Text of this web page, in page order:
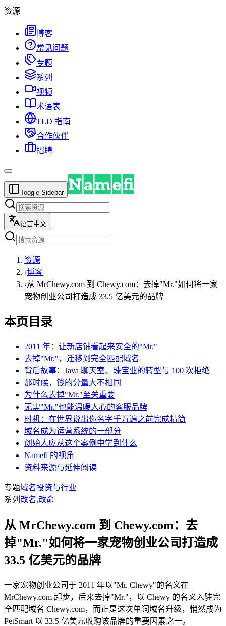
资源
博客
常见问题
专题
系列
视频
术语表
TLD 指南
合作伙伴
招聘
Toggle Sidebar
语言中文
资源
›博客
›从 MrChewy.com 到 Chewy.com：去掉"Mr."如何将一家
宠物创业公司打造成 33.5 亿美元的品牌
本页目录
2011 年：让新店铺看起来安全的"Mr."
去掉"Mr."，迁移到完全匹配域名
背后故事：Java 聊天室、珠宝业的转型与 100 次拒绝
那时候，钱的分量大不相同
为什么去掉"Mr."至关重要
无需"Mr."也能温暖人心的客服品牌
时机：在世界说出你名字千万遍之前完成精简
域名成为运营系统的一部分
创始人应从这个案例中学到什么
Namefi 的视角
资料来源与延伸阅读
专题域名投资与行业
系列 改名,改命
从 MrChewy.com 到 Chewy.com：去
掉"Mr."如何将一家宠物创业公司打造成
33.5 亿美元的品牌
一家宠物创业公司于 2011 年以"Mr. Chewy"的名义在
MrChewy.com 起步，后来去掉"Mr."，以 Chewy 的名义入驻完
全匹配域名 Chewy.com，而正是这次单词域名升级，悄然成为
PetSmart 以 33.5 亿美元收购该品牌的重要因素之一。